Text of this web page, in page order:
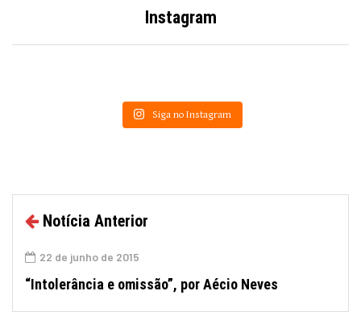
Instagram
Siga no Instagram
Notícia Anterior
22 de junho de 2015
“Intolerância e omissão”, por Aécio Neves